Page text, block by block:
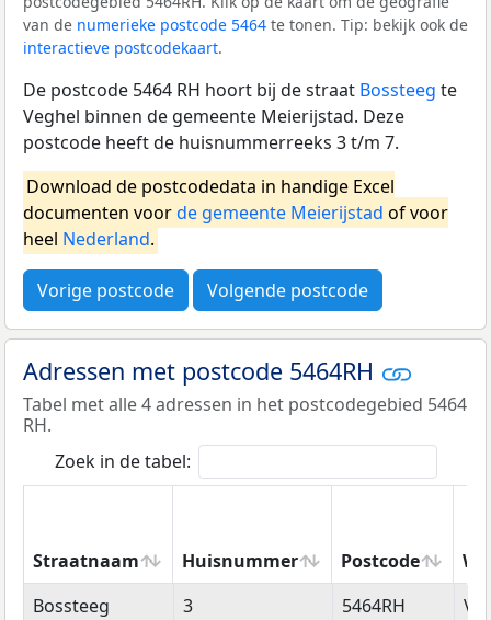
van de numerieke postcode 5464 te tonen. Tip: bekijk ook de
interactieve postcodekaart.
De postcode 5464 RH hoort bij de straat Bossteeg te
Veghel binnen de gemeente Meierijstad. Deze
postcode heeft de huisnummerreeks 3 t/m 7.
Download de postcodedata in handige Excel
documenten voorde gemeente Meierijstad of voor
heel Nederland.
Vorige postcode Volgende postcode
Adressen met postcode 5464RH
Tabel met alle 4 adressen in het postcodegebied 5464
RH.
Zoek in de tabel:
Straatnaam Huisnummer Postcode
Straatnaam
Huisnummer Postcode
Bossteeg 3 5464RH